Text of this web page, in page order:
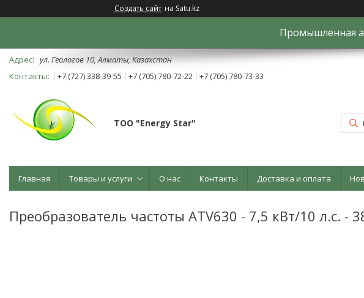
Создать сайт на Satu.kz
Промышленная
ул. Геологов 10, Алматы, Казахстан
+7 (727) 338-39-55
+7 (705) 780-72-22 +7 (705) 780-73-33
ТОО "Energy Star"
Главная Товары и услуги О нас Контакты Доставка и оплата
Преобразователь частоты ATV630 - 7,5 кВт/10 л.с. -